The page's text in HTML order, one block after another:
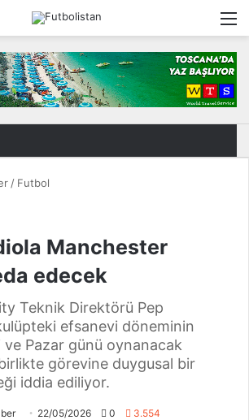
/ Futbol
Manchester
edecek
Teknik Direktörü Pep
efsanevi döneminin
Pazar günü oynanacak
görevine duygusal bir
iddia ediliyor.
22/05/2026 0 3.554